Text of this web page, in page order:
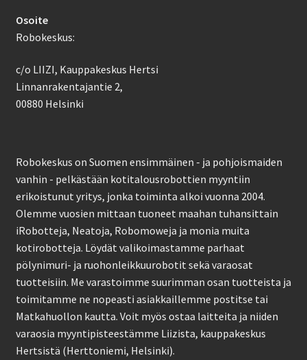
Osoite
Robokeskus:
c/o LIIZI, Kauppakeskus Hertsi
Linnanrakentajantie 2,
00880 Helsinki
Robokeskus on Suomen ensimmäinen - ja pohjoismaiden
vanhin - pelkästään kotitalousrobottien myyntiin
erikoistunut yritys, jonka toiminta alkoi vuonna 2004.
Olemme vuosien mittaan tuoneet maahan tuhansittain
iRobotteja, Neatoja, Robomoweja ja monia muita
kotirobotteja. Löydät valikoimastamme parhaat
pölynimuri- ja ruohonleikkuurobotit sekä varaosat
tuotteisiin. Me varastoimme suurimman osan tuotteista ja
toimitamme ne nopeasti asiakkaillemme postitse tai
Matkahuollon kautta. Voit myös ostaa laitteita ja niiden
varaosia myyntipisteestämme Liizista, kauppakeskus
Hertsistä (Herttoniemi, Helsinki).